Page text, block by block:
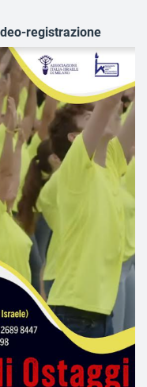
registrazione